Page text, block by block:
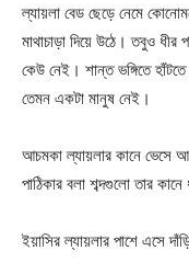
ল্যায়লা বেড ছেড়ে নেমে
মাথাচাড়া দিয়ে উঠে। তবুও
কেউ নেই। শান্ত ভঙ্গিতে
তেমন একটা মানুষ নেই।
আচমকা ল্যায়লার কানে ভেসে
পাঠিকার বলা শব্দগুলো তার
ইয়াসির ল্যায়লার পাশে এসে